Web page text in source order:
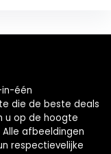
één
die de beste deals
u op de hoogte
afbeeldingen
respectievelijke